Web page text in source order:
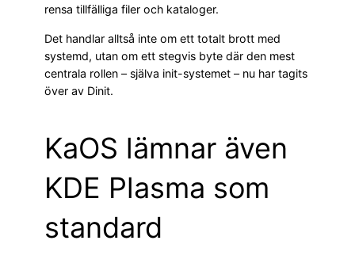
rensa tillfälliga filer och kataloger.
Det handlar alltså inte om ett totalt brott med
systemd, utan om ett stegvis byte där den mest
centrala rollen – själva init-systemet – nu har tagits
över av Dinit.
KaOS lämnar även
KDE Plasma som
standard